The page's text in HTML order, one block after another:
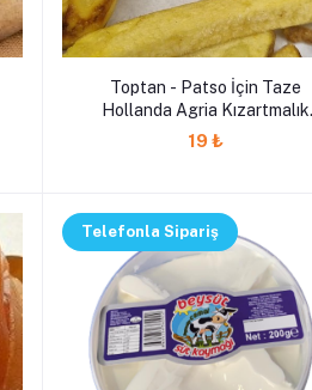
Toptan - Patso İçin Taze
Hollanda Agria Kızartmalık
Patates
19 ₺
Telefonla Sipariş